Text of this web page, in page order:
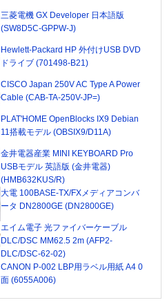
三菱電機 GX Developer 日本語版
(SW8D5C-GPPW-J)
Hewlett-Packard HP 外付けUSB DVD
ドライブ (701498-B21)
CISCO Japan 250V AC Type A Power
Cable (CAB-TA-250V-JP=)
PLAT'HOME OpenBlocks IX9 Debian
11搭載モデル (OBSIX9/D11A)
金井電器産業 MINI KEYBOARD Pro
USBモデル 英語版 (金井電器)
(HMB632KUS/R)
大電 100BASE-TX/FXメディアコンバ
ータ DN2800GE (DN2800GE)
エイム電子 光ファイバーケーブル
DLC/DSC MM62.5 2m (AFP2-
DLC/DSC-62-02)
CANON P-002 LBP用ラベル用紙 A4 0
面 (6055A006)